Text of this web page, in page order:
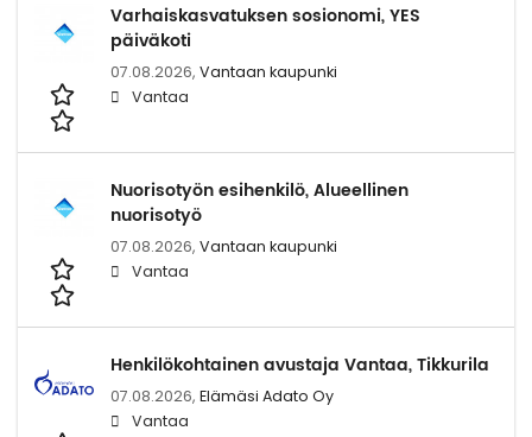
Varhaiskasvatuksen sosionomi, YES
päiväkoti
07.08.2026, Vantaan kaupunki
Vantaa
Nuorisotyön esihenkilö, Alueellinen
nuorisotyö
07.08.2026, Vantaan kaupunki
Vantaa
Henkilökohtainen avustaja Vantaa, Tikkurila
07.08.2026, Elämäsi Adato Oy
Vantaa